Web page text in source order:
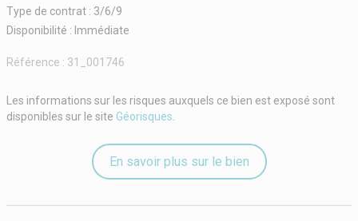
- Indice : ILAT
- Dépôt de garantie : 3 mois HT
Type de contrat : 3/6/9
Disponibilité : Immédiate
Référence : 31_001746
Les informations sur les risques auxquels ce bien est exposé sont
disponibles sur le site Géorisques.
En savoir plus sur le bien